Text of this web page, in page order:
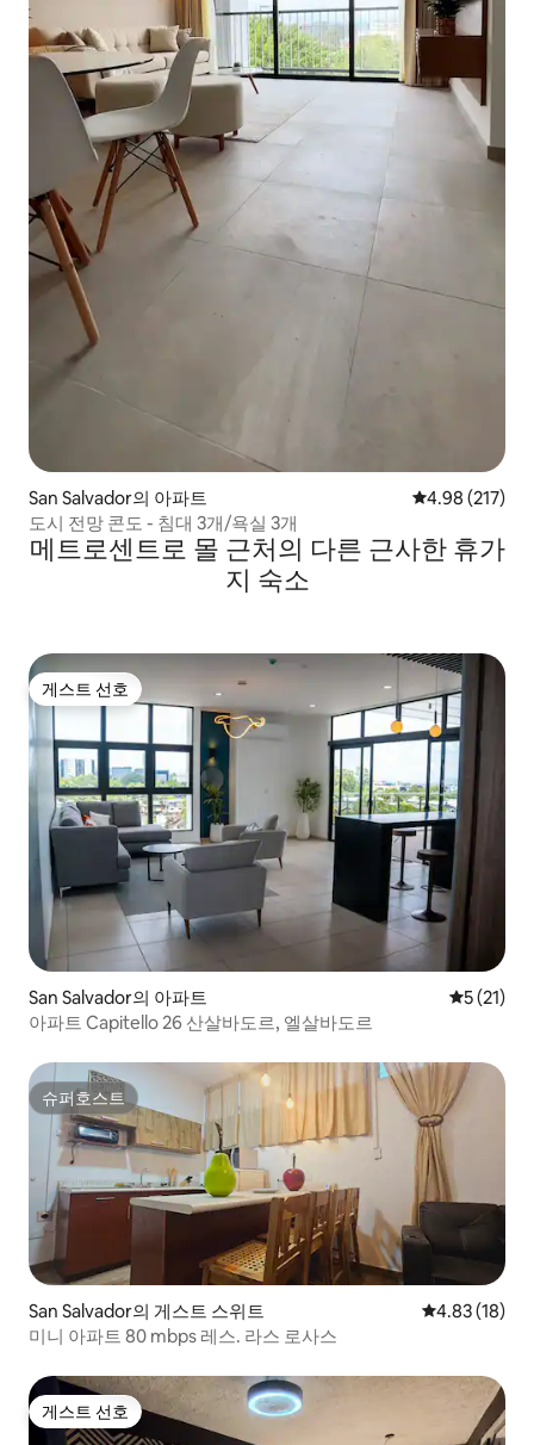
San Salvador의 아파트 평점 4.98점(5
4.98 (217)
도시 전망 콘도 - 침대 3개/욕실 3개
메트로센트로 몰 근처의 다른 근사한 휴가
지 숙소
게스트 선호
게스트 선호
San Salvador의 아파트 평점 5점
5 (21)
아파트 Capitello 26 산살바도르, 엘살바도르
슈퍼호스트
슈퍼호스트
San Salvador의 게스트 스위트 평점 4.83점
4.83 (18)
미니 아파트 80 mbps 레스. 라스 로사스
게스트 선호
게스트 선호